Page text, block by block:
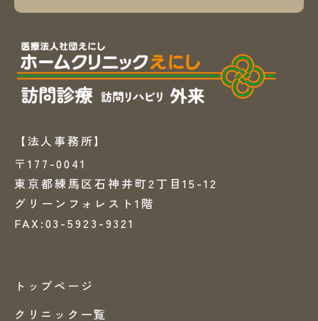
【法人事務所】
〒177-0041
東京都練馬区石神井町2丁目15-12
グリーンフォレスト1階
FAX:03-5923-9321
トップページ
クリニック一覧